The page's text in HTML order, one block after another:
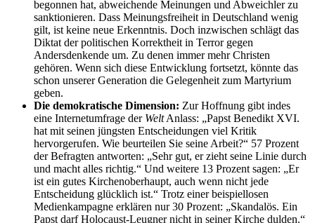
begonnen hat, abweichende Meinungen und Abweichler zu
sanktionieren. Dass Meinungsfreiheit in Deutschland wenig
gilt, ist keine neue Erkenntnis. Doch inzwischen schlägt das
Diktat der politischen Korrektheit in Terror gegen
Andersdenkende um. Zu denen immer mehr Christen
gehören. Wenn sich diese Entwicklung fortsetzt, könnte das
schon unserer Generation die Gelegenheit zum Martyrium
geben.
Die demokratische Dimension: Zur Hoffnung gibt indes
eine Internetumfrage der WeltAnlass: „Papst Benedikt XVI.
hat mit seinen jüngsten Entscheidungen viel Kritik
hervorgerufen. Wie beurteilen Sie seine Arbeit?“ 57 Prozent
der Befragten antworten: „Sehr gut, er zieht seine Linie durch
und macht alles richtig.“ Und weitere 13 Prozent sagen: „Er
ist ein gutes Kirchenoberhaupt, auch wenn nicht jede
Entscheidung glücklich ist.“ Trotz einer beispiellosen
Medienkampagne erklären nur 30 Prozent: „Skandalös. Ein
Papst darf Holocaust-Leugner nicht in seiner Kirche dulden.“